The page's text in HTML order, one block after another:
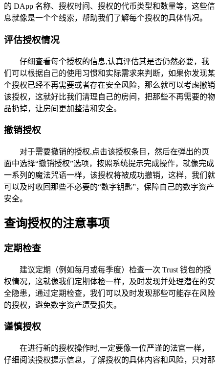
的 DApp 名称、授权时间、授权的代币类型和数量等，这些信
息就像是一个个线索，帮助我们了解每个授权的具体情况。
评估授权情况
仔细查看每个授权的信息,认真评估其是否仍然必要，我
们可以根据自己的使用习惯和实际需求来判断，如果你发现某
个授权已经不再需要或者存在安全风险，那么就可以考虑撤销
该授权，这就好比我们清理自己的房间，把那些不再需要的物
品扔掉，让房间更加整洁和安全。
撤销授权
对于需要撤销的授权,点击该授权条目，然后在弹出的页
面中选择“撤销授权”选项，按照系统提示完成操作，就像完成
一系列的魔法咒语一样，该授权将被成功撤销，这样，我们就
可以及时收回那些不必要的“数字钥匙”，保障自己的数字资产
安全。
查询授权的注意事项
定期检查
建议定期（例如每月或每季度）检查一次 Trust 钱包的授
权情况，这就像我们定期体检一样，及时发现并处理潜在的安
全隐患，通过定期检查，我们可以及时发现那些可能存在风险
的授权，避免数字资产遭受损失。
谨慎授权
在进行新的授权操作时,一定要像一位严谨的法官一样，
仔细阅读授权提示信息，了解授权的具体内容和风险，只对那